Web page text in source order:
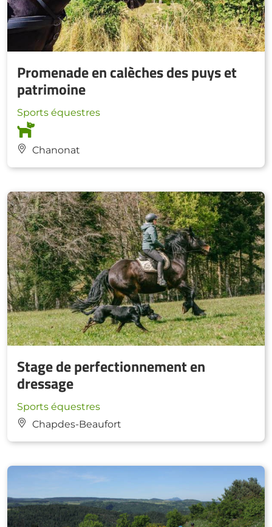
Promenade en calèches des puys et
patrimoine
Sports équestres
Chanonat
Stage de perfectionnement en
dressage
Sports équestres
Chapdes-Beaufort